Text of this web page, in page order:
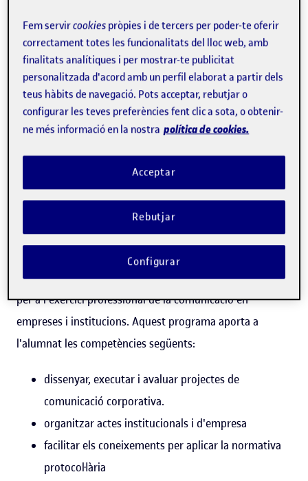
generativa i impulsa el teu currículum
Més informació
El màster universitari de Comunicació corporativa,
protocol i esdeveniments de la UOC capacita l'estudiantat
per a l'exercici professional de la comunicació en
empreses i institucions. Aquest programa aporta a
l'alumnat les competències següents:
dissenyar, executar i avaluar projectes de
comunicació corporativa.
organitzar actes institucionals i d'empresa
facilitar els coneixements per aplicar la normativa
protocol·lària
Fem servircookies pròpies i de tercers per poder-te oferir
correctament totes les funcionalitats del lloc web, amb
finalitats analítiques i per mostrar-te publicitat
personalitzada d'acord amb un perfil elaborat a partir dels
teus hàbits de navegació. Pots acceptar, rebutjar o
configurar les teves preferències fent clic a sota, o obtenir-
ne més informació en la nostra política de cookies.
Rebutjar
Acceptar
Configurar